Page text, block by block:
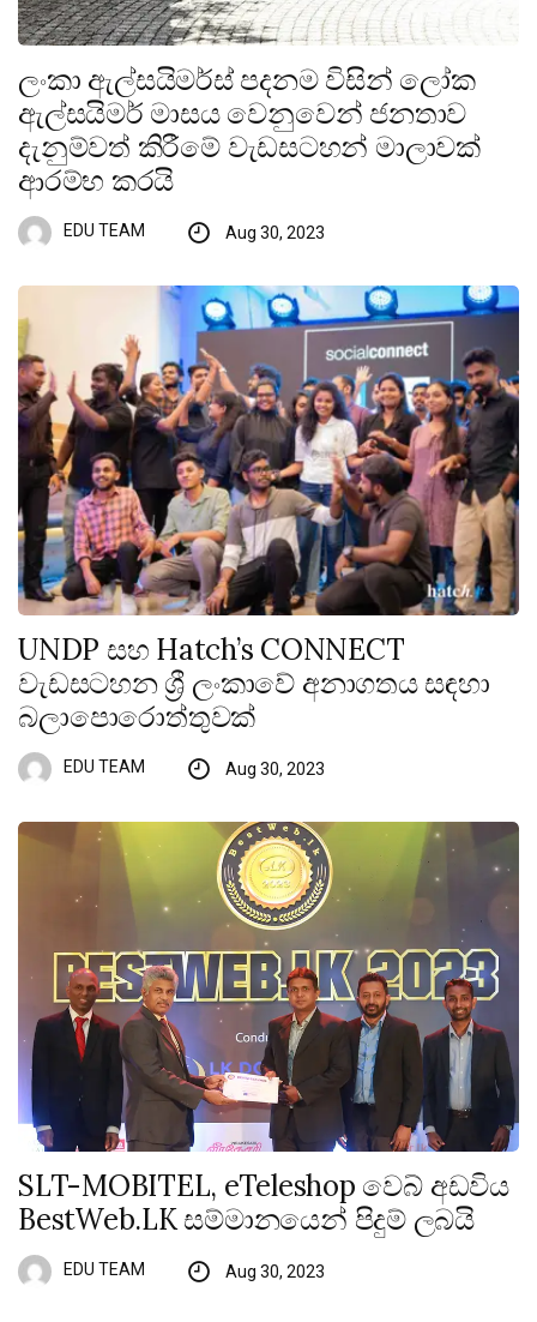
ලංකා ඇල්සයිමර්ස් පදනම විසින් ලෝක
ඇල්සයිමර් මාසය වෙනුවෙන් ජනතාව
දැනුම්වත් කිරීමේ වැඩසටහන් මාලාවක්
ආරම්භ කරයි
EDU TEAM Aug 30, 2023
UNDP සහ Hatch’s CONNECT
වැඩසටහන ශ්‍රී ලංකාවේ අනාගතය සඳහා
බලාපොරොත්තුවක්
EDU TEAM Aug 30, 2023
SLT-MOBITEL, eTeleshop වෙබ් අඩවිය
BestWeb.LK සම්මානයෙන් පිදුම් ලබයි
EDU TEAM Aug 30, 2023